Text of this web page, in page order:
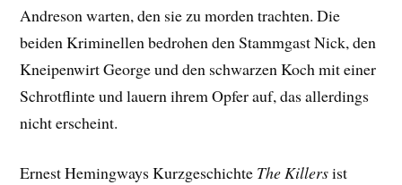
Andreson warten, den sie zu morden trachten. Die
beiden Kriminellen bedrohen den Stammgast Nick, den
Kneipenwirt George und den schwarzen Koch mit einer
Schrotflinte und lauern ihrem Opfer auf, das allerdings
nicht erscheint.
Ernest Hemingways Kurzgeschichte The Killersist